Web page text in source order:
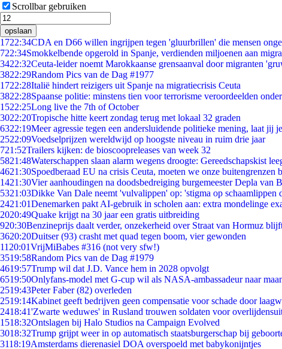
Scrollbar gebruiken
opslaan
1722:34CDA en D66 willen ingrijpen tegen 'gluurbrillen' die mensen
722:34Smokkelbende opgerold in Spanje, verdienden miljoenen aan
3422:32Ceuta-leider noemt Marokkaanse grensaanval door migranten
3822:29Random Pics van de Dag #1977
1722:28Italië hindert reizigers uit Spanje na migratiecrisis Ceuta
3822:28Spaanse politie: minstens tien voor terrorisme veroordeelden
1522:25Long live the 7th of October
3022:20Tropische hitte keert zondag terug met lokaal 32 graden
6322:19Meer agressie tegen een andersluidende politieke mening, laat jij
2522:09Voedselprijzen wereldwijd op hoogste niveau in ruim drie jaar
721:52Trailers kijken: de bioscoopreleases van week 32
5821:48Waterschappen slaan alarm wegens droogte: Gereedschapskist
4621:30Spoedberaad EU na crisis Ceuta, moeten we onze buitengrenzen
1421:30Vier aanhoudingen na doodsbedreiging burgemeester Depla van
5321:03Dikke Van Dale neemt 'vulvalippen' op: 'stigma op schaamlippen
2421:01Denemarken pakt AI-gebruik in scholen aan: extra mondelinge
2020:49Quake krijgt na 30 jaar een gratis uitbreiding
920:30Benzineprijs daalt verder, onzekerheid over Straat van Hormuz
3620:20Duitser (93) crasht met quad tegen boom, vier gewonden
11 20:01VrijMiBabes #316 (not very sfw!)
3519:58Random Pics van de Dag #1979
4619:57Trump wil dat J.D. Vance hem in 2028 opvolgt
6519:50Onlyfans-model met G-cup wil als NASA-ambassadeur naar
2519:43Peter Faber (82) overleden
2519:14Kabinet geeft bedrijven geen compensatie voor schade door
2418:41'Zwarte weduwes' in Rusland trouwen soldaten voor
1518:32Ontslagen bij Halo Studios na Campaign Evolved
3018:32Trump grijpt weer in op automatisch staatsburgerschap bij
3118:19Amsterdams dierenasiel DOA overspoeld met babykonijntjes